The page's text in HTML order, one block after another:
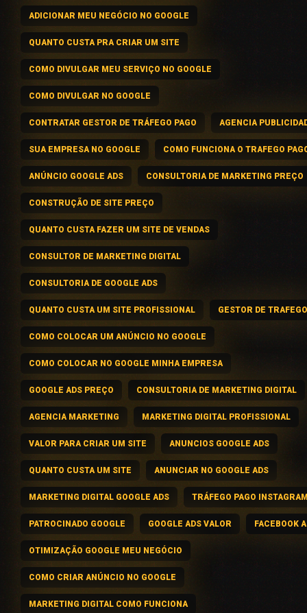
ADICIONAR MEU NEGÓCIO NO GOOGLE
QUANTO CUSTA PRA CRIAR UM SITE
COMO DIVULGAR MEU SERVIÇO NO GOOGLE
COMO DIVULGAR NO GOOGLE
CONTRATAR GESTOR DE TRÁFEGO PAGO AGENCIA
SUA EMPRESA NO GOOGLE COMO FUNCIONA O TRAFEGO
ANÚNCIO GOOGLE ADS CONSULTORIA DE MARKETING PREÇO
CONSTRUÇÃO DE SITE PREÇO
QUANTO CUSTA FAZER UM SITE DE VENDAS
CONSULTOR DE MARKETING DIGITAL
CONSULTORIA DE GOOGLE ADS
QUANTO CUSTA UM SITE PROFISSIONAL GESTOR DE TRAFEGO
COMO COLOCAR UM ANÚNCIO NO GOOGLE
COMO COLOCAR NO GOOGLE MINHA EMPRESA
GOOGLE ADS PREÇO CONSULTORIA DE MARKETING DIGITAL
AGENCIA MARKETING MARKETING DIGITAL PROFISSIONAL
VALOR PARA CRIAR UM SITE ANUNCIOS GOOGLE ADS
QUANTO CUSTA UM SITE ANUNCIAR NO GOOGLE ADS
MARKETING DIGITAL GOOGLE ADS TRÁFEGO PAGO
PATROCINADO GOOGLE GOOGLE ADS VALOR FACEBOOK
OTIMIZAÇÃO GOOGLE MEU NEGÓCIO
COMO CRIAR ANÚNCIO NO GOOGLE
MARKETING DIGITAL COMO FUNCIONA